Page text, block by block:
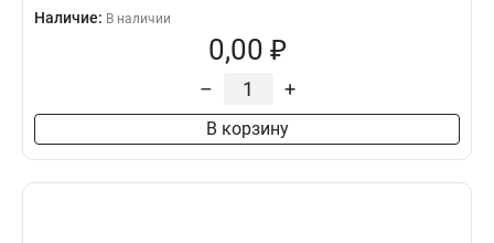
Наличие: В наличии
0,00 ₽
– +
В корзину